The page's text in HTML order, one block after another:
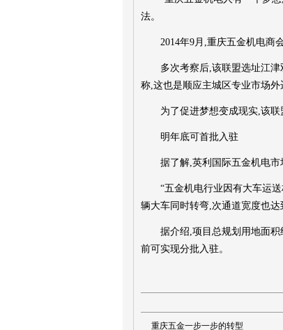
法。
2014年9月,重庆五金机电商会
多次考察后,该联盟选址江津双
称,这也是顺应主城区专业市场外
为了促进梦想变成现实,该联盟
明年底可首批入驻
据了解,英利国际五金机电市场
“五金机电行业因有大车运送
辆大车同时转弯,次通道宽度也达
据介绍,项目总规划用地面积约
前可实现分批入驻。
重庆五金一步一步的转型